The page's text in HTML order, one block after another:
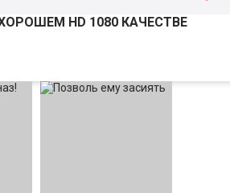
HD 1080 КАЧЕСТВЕ